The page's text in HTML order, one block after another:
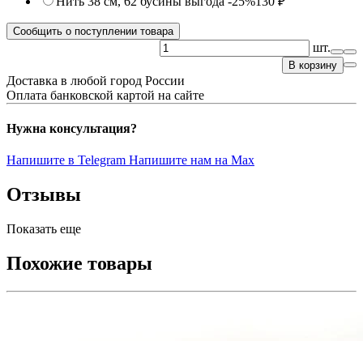
Сообщить о поступлении товара
шт.
В корзину
Доставка в любой город России
Оплата банковской картой на сайте
Нужна консультация?
Напишите в Telegram Напишите нам на Max
Отзывы
Показать еще
Похожие товары